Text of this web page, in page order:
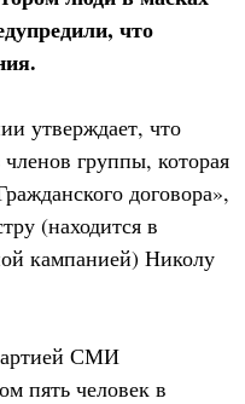
что
утверждает, что
группы, которая
договора»,
(находится в
кампанией) Николу
СМИ
пять человек в